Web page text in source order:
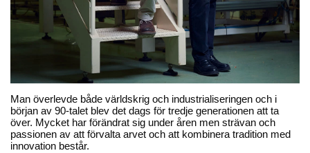
Man överlevde både världskrig och industrialiseringen och i
början av 90-talet blev det dags för tredje generationen att ta
över. Mycket har förändrat sig under åren men strävan och
passionen av att förvalta arvet och att kombinera tradition med
innovation består.
Lägg till 75,00 kr Lägg till 75,00 kr